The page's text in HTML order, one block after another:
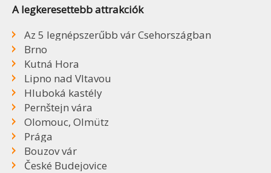
A legkeresettebb attrakciók
Az 5 legnépszerűbb vár Csehországban
Brno
Kutná Hora
Lipno nad Vltavou
Hluboká kastély
Pernštejn vára
Olomouc, Olmütz
Prága
Bouzov vár
České Budejovice